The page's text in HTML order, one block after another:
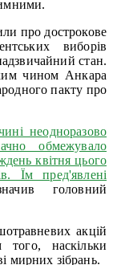
про дострокове
виборів
стан.
чином Анкара
пакту про
неодноразово
обмежувало
квітня цього
Їм пред'явлені
головний
акцій
того, наскільки
мирних зібрань.